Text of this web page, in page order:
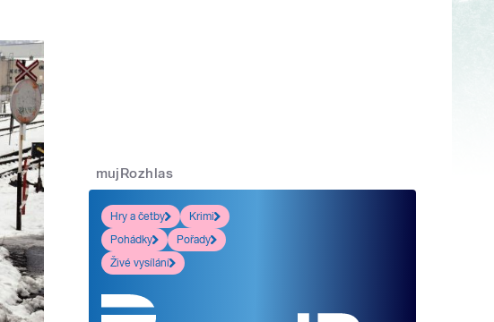
mujRozhlas
Hry a četby
Krimi
Pohádky
Pořady
Živé vysílání